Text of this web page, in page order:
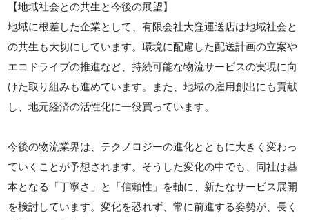
【地域社会との共生と今後の展望】
地域に根差した企業として、有限会社大窪運送店は地域社会と
の共生も大切にしています。環境に配慮した配送計画の立案や
エコドライブの推進など、持続可能な物流サービスの実現に向
けた取り組みも進めています。また、地域の雇用創出にも貢献
し、地元経済の活性化に一役買っています。
今後の物流業界は、テクノロジーの進化とともに大きく変わっ
ていくことが予想されます。そうした変化の中でも、同社は基
本となる「丁寧さ」と「信頼性」を軸に、新たなサービス展開
を検討しています。変化を恐れず、常に前進する姿勢が、長く